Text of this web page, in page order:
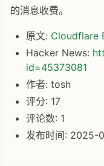
的消息收费。
原文: Cloudflare
Hacker News:
id=45373081
作者: tosh
评分: 17
评论数: 1
发布时间: 2025-